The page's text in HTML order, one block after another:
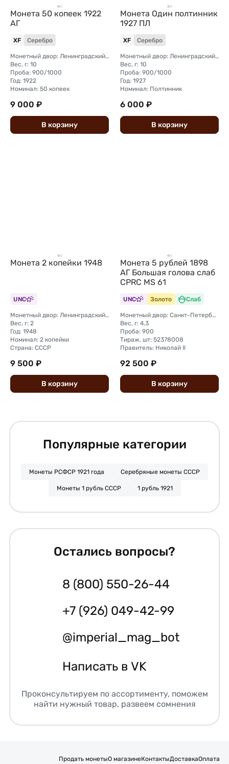
Монета 50 копеек 1922
АГ
XF Серебро
Монетный двор: Ленинградский (ЛМД)
Вес, г: 10
Проба: 900/1000
Год: 1922
Номинал: 50 копеек
9 000 ₽
В корзину
Монета Один полтинник
1927 ПЛ
XF Серебро
Монетный двор: Ленинградский (ЛМД)
Вес, г: 10
Проба: 900/1000
Год: 1927
Номинал: Полтинник
6 000 ₽
В корзину
Монета 2 копейки 1948
UNC
Монетный двор: Ленинградский (ЛМД)
Вес, г: 2
Год: 1948
Номинал: 2 копейки
Страна: СССР
9 500 ₽
В корзину
Монета 5 рублей 1898
АГ Большая голова слаб
CPRC MS 61
UNC Золото Слаб
Монетный двор: Санкт-Петербургский монетный двор
Вес, г: 4,3
Проба: 900
Тираж, шт: 52378008
Правитель: Николай II
92 500 ₽
В корзину
Популярные категории
Монеты РСФСР 1921 года Серебряные монеты СССР
Монеты 1 рубль СССР 1 рубль 1921
Остались вопросы?
8 (800) 550-26-44
+7 (926) 049-42-99
@imperial_mag_bot
Написать в VK
Проконсультируем по ассортименту, поможем
найти нужный товар, развеем сомнения
Продать монетыО магазинеКонтактыДоставкаОплата